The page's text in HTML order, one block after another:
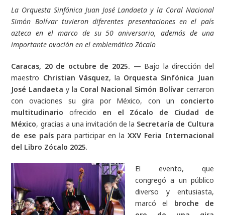
La Orquesta Sinfónica Juan José Landaeta y la Coral Nacional
Simón Bolívar tuvieron diferentes presentaciones en el país
azteca en el marco de su 50 aniversario, además de una
importante ovación en el emblemático Zócalo
Caracas, 20 de octubre de 2025. — Bajo la dirección del
maestro Christian Vásquez, la Orquesta Sinfónica Juan
José Landaetay la Coral Nacional Simón Bolívar cerraron
con ovaciones su gira por México, con un concierto
multitudinarioofrecido en el Zócalo de Ciudad de
México, gracias a una invitación de la Secretaría de Cultura
de ese país para participar en laXXV Feria Internacional
del Libro Zócalo 2025.
El evento, que
congregó a un público
diverso y entusiasta,
marcó el broche de